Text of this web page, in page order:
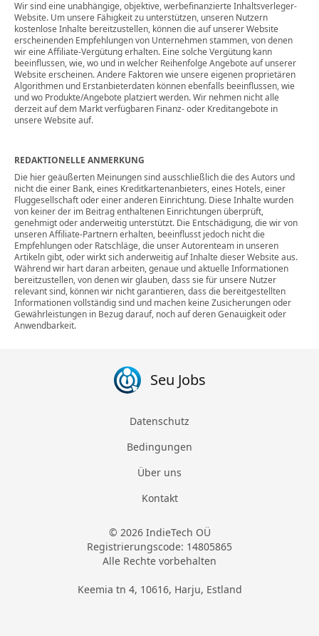
Wir sind eine unabhängige, objektive, werbefinanzierte Inhaltsverleger-
Website. Um unsere Fähigkeit zu unterstützen, unseren Nutzern
kostenlose Inhalte bereitzustellen, können die auf unserer Website
erscheinenden Empfehlungen von Unternehmen stammen, von denen
wir eine Affiliate-Vergütung erhalten. Eine solche Vergütung kann
beeinflussen, wie, wo und in welcher Reihenfolge Angebote auf unserer
Website erscheinen. Andere Faktoren wie unsere eigenen proprietären
Algorithmen und Erstanbieterdaten können ebenfalls beeinflussen, wie
und wo Produkte/Angebote platziert werden. Wir nehmen nicht alle
derzeit auf dem Markt verfügbaren Finanz- oder Kreditangebote in
unsere Website auf.
REDAKTIONELLE ANMERKUNG
Die hier geäußerten Meinungen sind ausschließlich die des Autors und
nicht die einer Bank, eines Kreditkartenanbieters, eines Hotels, einer
Fluggesellschaft oder einer anderen Einrichtung. Diese Inhalte wurden
von keiner der im Beitrag enthaltenen Einrichtungen überprüft,
genehmigt oder anderweitig unterstützt. Die Entschädigung, die wir von
unseren Affiliate-Partnern erhalten, beeinflusst jedoch nicht die
Empfehlungen oder Ratschläge, die unser Autorenteam in unseren
Artikeln gibt, oder wirkt sich anderweitig auf Inhalte dieser Website aus.
Während wir hart daran arbeiten, genaue und aktuelle Informationen
bereitzustellen, von denen wir glauben, dass sie für unsere Nutzer
relevant sind, können wir nicht garantieren, dass die bereitgestellten
Informationen vollständig sind und machen keine Zusicherungen oder
Gewährleistungen in Bezug darauf, noch auf deren Genauigkeit oder
Anwendbarkeit.
Seu Jobs
Datenschutz
Bedingungen
Über uns
Kontakt
© 2026 IndieTech OÜ
Registrierungscode: 14805865
Alle Rechte vorbehalten
Keemia tn 4, 10616, Harju, Estland